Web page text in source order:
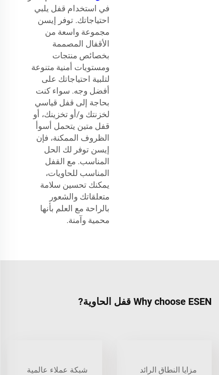
في استخدام قفل يلبي
احتياجاتك. توفر إيسن
مجموعة واسعة من
الأقفال المصممة
بخصائص منتجات
ومستويات أمنية متنوعة
لتلبية احتياجاتك على
أفضل وجه. سواء كنت
بحاجة إلى قفل قياسي
لخزنتك و/أو تخزينك، أو
قفل متين يتحمل أسوأ
الظروف الممكنة، فإن
إيسن توفر لك الحل
المناسب. مع القفل
المناسب للحاويات،
يمكنك تحسين سلامة
متعلقاتك والشعور
بالراحة مع العلم بأنها
محمية وآمنة.
Why choose ESEN قفل الحاوية?
مزايا النطاق الرائد
شبكة عملاء عالمية